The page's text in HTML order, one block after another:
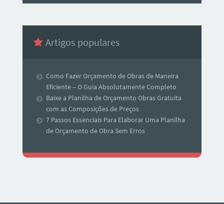
Artigos populares
Como Fazer Orçamento de Obras de Maneira
Eficiente – O Guia Absolutamente Completo
Baixe a Planilha de Orçamento Obras Gratuita
com as Composições de Preços
7 Passos Essenciais Para Elaborar Uma Planilha
de Orçamento de Obra Sem Erros